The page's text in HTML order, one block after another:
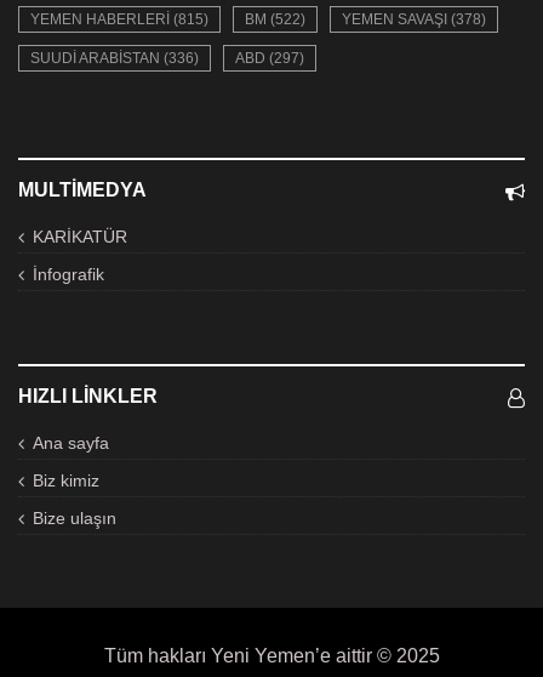
YEMEN HABERLERI (815) BM (522) YEMEN SAVAŞI (378)
SUUDI ARABISTAN (336) ABD (297)
MULTIMEDYA
KARİKATÜR
İnfografik
HIZLI LINKLER
Ana sayfa
Biz kimiz
Bize ulaşın
Tüm hakları Yeni Yemen’e aittir © 2025